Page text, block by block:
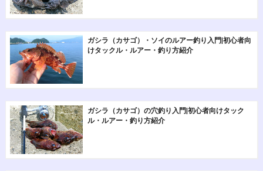
ガシラ（カサゴ）・ソイのルアー釣り入門|初心者向
けタックル・ルアー・釣り方紹介
ガシラ（カサゴ）の穴釣り入門|初心者向けタック
ル・ルアー・釣り方紹介